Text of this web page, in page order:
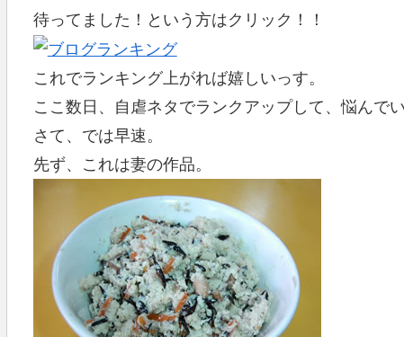
待ってました！という方はクリック！！
これでランキング上がれば嬉しいっす。
ここ数日、自虐ネタでランクアップして、悩んで
さて、では早速。
先ず、これは妻の作品。